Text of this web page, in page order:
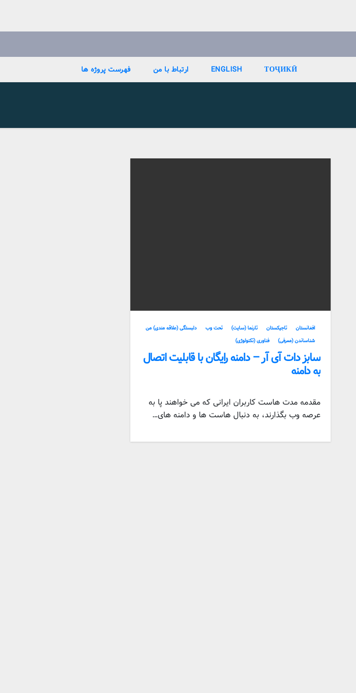
ТОҶИКӢ
ENGLISH ارتباط با من فهرست پروژه ها
افغانستان تاجیکستان تارنما (سایت) تحت وب
دلبستگی (علاقه مندی) من
شناساندن (معرفی)
فناوری (تکنولوژی)
سابز دات آی آر – دامنه رایگان با قابلیت اتصال
به دامنه
مقدمه مدت هاست کاربران ایرانی که می خواهند پا به
عرصه وب بگذارند، به دنبال هاست ها و دامنه های…